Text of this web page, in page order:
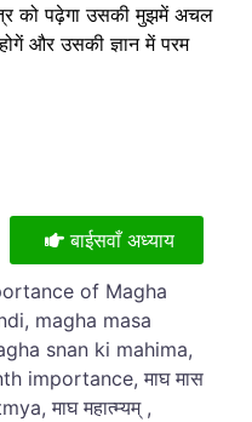
को पढ़ेगा उसकी मुझमें अचल
होगें और उसकी ज्ञान में परम
बाईसवाँ अध्याय
of Magha
magha masa
snan ki mahima,
importance, माघ मास
माघ महात्म्यम् ,